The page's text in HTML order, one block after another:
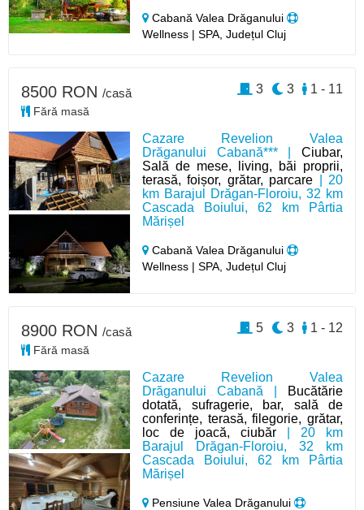
Cabană Valea Drăganului
Wellness | SPA, Județul Cluj
Cazare Revelion Valea
Drăganului Cabană*** | Ciubar,
Sală de mese, living, băi proprii,
terasă, foișor, grătar, parcare | 20
km Barajul Drăgan-Floroiu, 32 km
Cascada Boiului, 62 km Pârtia
Mărișel
Cabană Valea Drăganului
Wellness | SPA, Județul Cluj
8500 RON /casă
Fără masă
1 - 11
3
3
Cazare Revelion Valea
Drăganului Cabană |
Bucătărie
dotată, sufragerie, bar, sală de
conferințe, terasă, filegorie, grătar,
loc de joacă, ciubăr | 20 km
Barajul Drăgan-Floroiu, 32 km
Cascada Boiului, 62 km Pârtia
Mărișel
Pensiune Valea Drăganului
8900 RON /casă
Fără masă
1 - 12
3
5